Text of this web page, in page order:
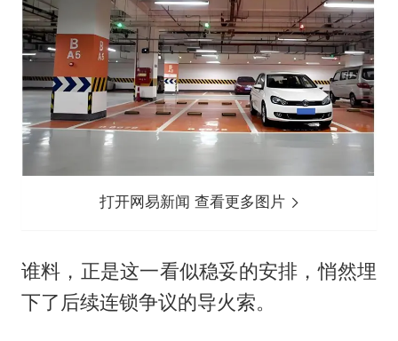
打开网易新闻 查看更多图片
谁料，正是这一看似稳妥的安排，悄然埋
下了后续连锁争议的导火索。